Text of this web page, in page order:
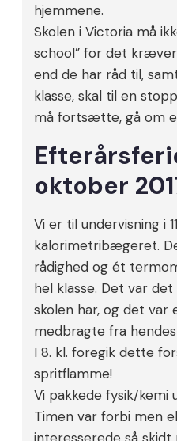
hjemmene.
Skolen i Victoria må
school” for det
end de har råd til,
klasse, skal til en
må fortsætte, gå om
oktober
Vi er til undervisning i
kalorimetribægeret.
rådighed og ét
hel klasse. Det var
skolen har, og det var
medbragte fra
I 8. kl. foregik dette
spritflamme!
Vi pakkede fysik/kemi
Timen var forbi men